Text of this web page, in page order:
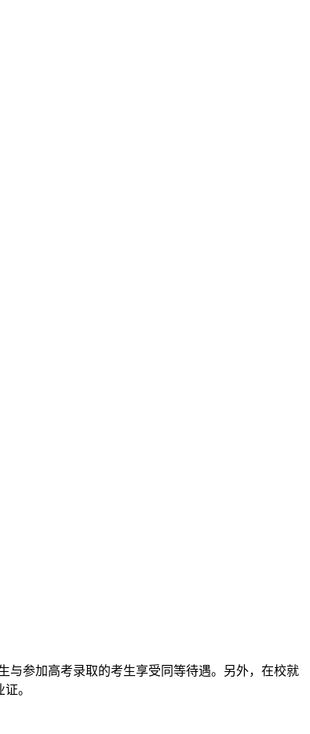
与参加高考录取的考生享受同等待遇。另外，在校就
。